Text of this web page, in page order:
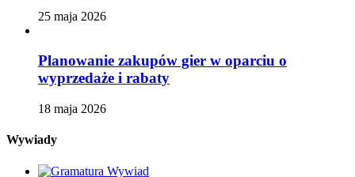
25 maja 2026
Planowanie zakupów gier w oparciu o
wyprzedaże i rabaty
18 maja 2026
Wywiady